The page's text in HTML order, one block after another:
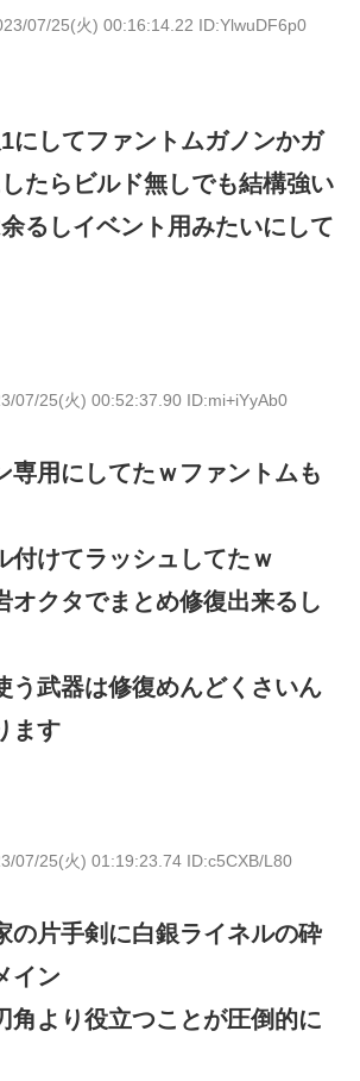
07/25(火) 00:16:14.22 ID:YlwuDF6p0
にしてファントムガノンかガ
たらビルド無しでも結構強い
るしイベント用みたいにして
07/25(火) 00:52:37.90 ID:mi+iYyAb0
専用にしてたｗファントムも
付けてラッシュしてたｗ
オクタでまとめ修復出来るし
う武器は修復めんどくさいん
ます
07/25(火) 01:19:23.74 ID:c5CXB/L80
の片手剣に白銀ライネルの砕
イン
角より役立つことが圧倒的に